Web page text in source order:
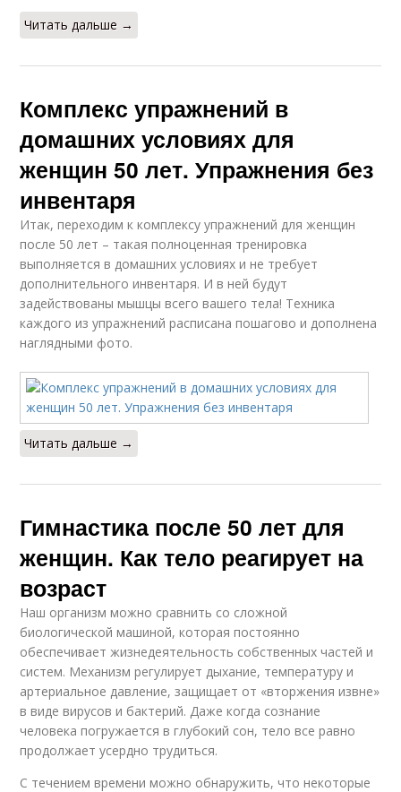
Читать дальше →
Комплекс упражнений в
домашних условиях для
женщин 50 лет. Упражнения без
инвентаря
Итак, переходим к комплексу упражнений для женщин
после 50 лет – такая полноценная тренировка
выполняется в домашних условиях и не требует
дополнительного инвентаря. И в ней будут
задействованы мышцы всего вашего тела! Техника
каждого из упражнений расписана пошагово и дополнена
наглядными фото.
Читать дальше →
Гимнастика после 50 лет для
женщин. Как тело реагирует на
возраст
Наш организм можно сравнить со сложной
биологической машиной, которая постоянно
обеспечивает жизнедеятельность собственных частей и
систем. Механизм регулирует дыхание, температуру и
артериальное давление, защищает от «вторжения извне»
в виде вирусов и бактерий. Даже когда сознание
человека погружается в глубокий сон, тело все равно
продолжает усердно трудиться.
С течением времени можно обнаружить, что некоторые